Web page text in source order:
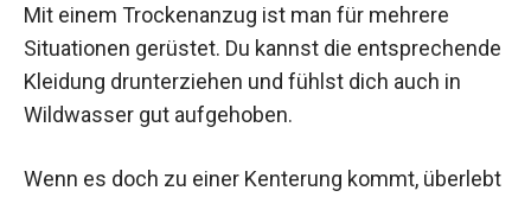
Mit einem Trockenanzug ist man für mehrere
Situationen gerüstet. Du kannst die entsprechende
Kleidung drunterziehen und fühlst dich auch in
Wildwasser gut aufgehoben.
Wenn es doch zu einer Kenterung kommt, überlebt